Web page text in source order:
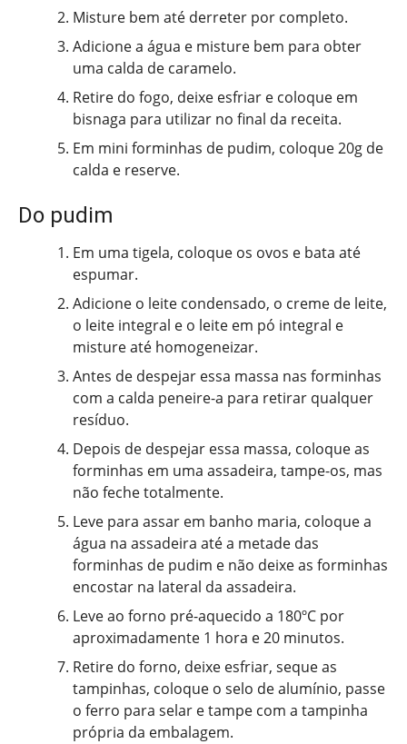
Misture bem até derreter por completo.
Adicione a água e misture bem para obter
uma calda de caramelo.
Retire do fogo, deixe esfriar e coloque em
bisnaga para utilizar no final da receita.
Em mini forminhas de pudim, coloque 20g de
calda e reserve.
Do pudim
Em uma tigela, coloque os ovos e bata até
espumar.
Adicione o leite condensado, o creme de leite,
o leite integral e o leite em pó integral e
misture até homogeneizar.
Antes de despejar essa massa nas forminhas
com a calda peneire-a para retirar qualquer
resíduo.
Depois de despejar essa massa, coloque as
forminhas em uma assadeira, tampe-os, mas
não feche totalmente.
Leve para assar em banho maria, coloque a
água na assadeira até a metade das
forminhas de pudim e não deixe as forminhas
encostar na lateral da assadeira.
Leve ao forno pré-aquecido a 180ºC por
aproximadamente 1 hora e 20 minutos.
Retire do forno, deixe esfriar, seque as
tampinhas, coloque o selo de alumínio, passe
o ferro para selar e tampe com a tampinha
própria da embalagem.